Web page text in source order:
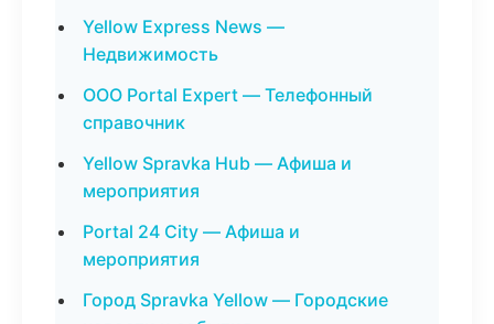
Yellow Express News —
Недвижимость
ООО Portal Expert — Телефонный
справочник
Yellow Spravka Hub — Афиша и
мероприятия
Portal 24 City — Афиша и
мероприятия
Город Spravka Yellow — Городские